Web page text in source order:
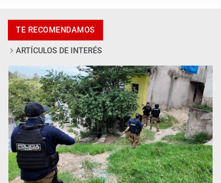
afirma Lazos de Amor
Sheinbaum anticipa más detenciones por caso
Ayotzinapa y promete justicia
TE RECOMENDAMOS
ARTÍCULOS DE INTERÉS